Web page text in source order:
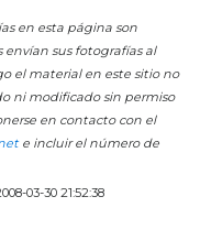
en esta página son
sus fotografías al
el material en este sitio no
ni modificado sin permiso
en contacto con el
e incluir el número de
03-30 21:52:38